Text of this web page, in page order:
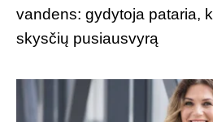
vandens: gydytoja pataria,
skysčių pusiausvyrą